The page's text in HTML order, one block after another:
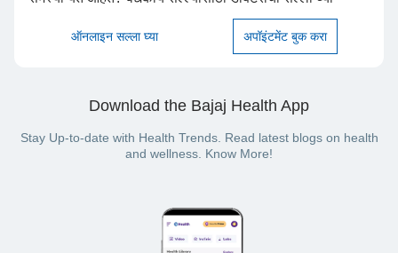
ऑनलाइन सल्ला घ्या अपॉइंटमेंट बुक करा
Download the Bajaj Health App
Stay Up-to-date with Health Trends. Read latest blogs on health
and wellness. Know More!